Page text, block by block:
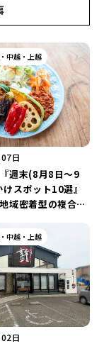
中越・上越
日
『週末(8月8日～9
スポット10選』
域密着型の複合施
サマーフェスタ
すすめ♪
中越・上越
日